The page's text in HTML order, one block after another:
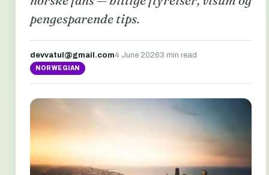
pengesparende tips.
devvatul@gmail.com4 June 20263 min read
NORWEGIAN